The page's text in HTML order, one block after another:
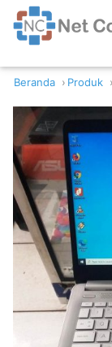
Beranda Produk